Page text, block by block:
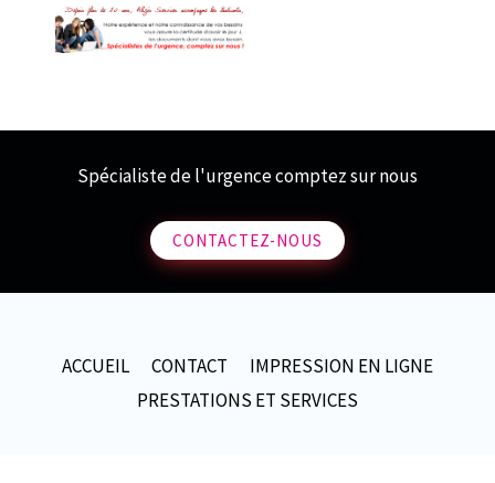
Spécialiste de l'urgence comptez sur nous
CONTACTEZ-NOUS
ACCUEIL CONTACT
IMPRESSION EN LIGNE
PRESTATIONS ET SERVICES